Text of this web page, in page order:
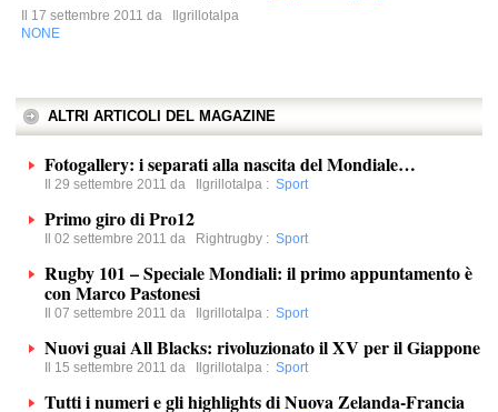
Il 17 settembre 2011 da
Ilgrillotalpa
NONE
ALTRI ARTICOLI DEL MAGAZINE
Fotogallery: i separati alla nascita del Mondiale…
Il 29 settembre 2011 da Ilgrillotalpa : Sport
Primo giro di Pro12
Il 02 settembre 2011 da Rightrugby : Sport
Rugby 101 – Speciale Mondiali: il primo appuntamento è
con Marco Pastonesi
Il 07 settembre 2011 da Ilgrillotalpa : Sport
Nuovi guai All Blacks: rivoluzionato il XV per il Giappone
Il 15 settembre 2011 da Ilgrillotalpa : Sport
Tutti i numeri e gli highlights di Nuova Zelanda-Francia